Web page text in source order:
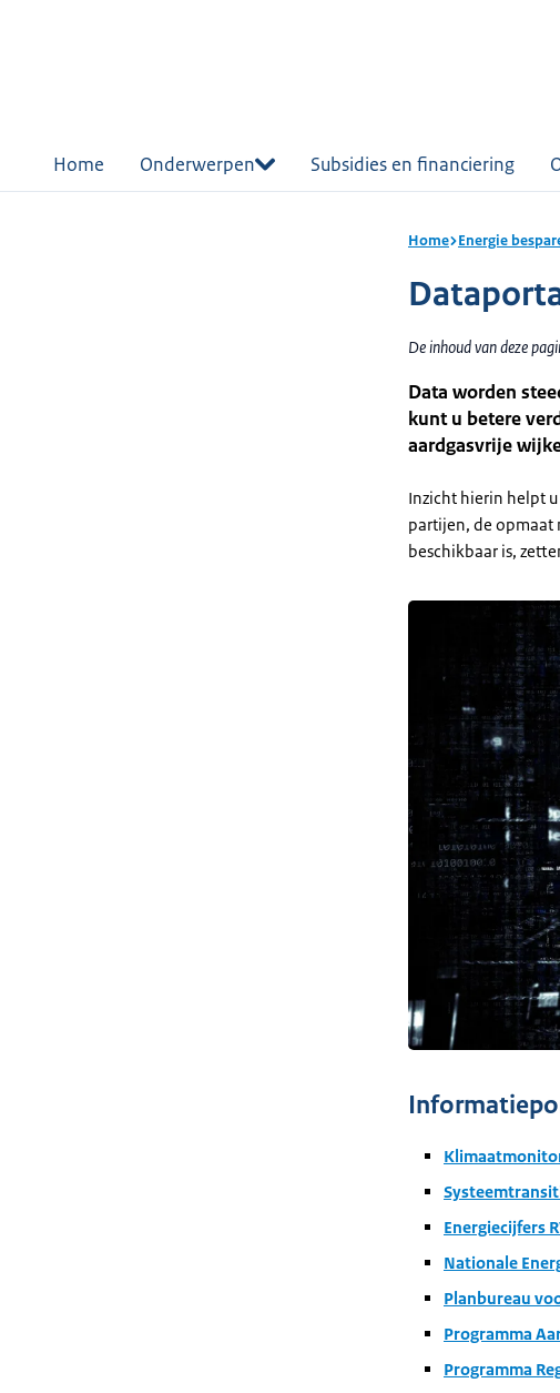
Home Onderwerpen Subsidies en financiering
Home Energie
De inhoud van deze
Data worden
kunt u betere
aardgasvrije
Inzicht hierin helpt
partijen, de opmaat
beschikbaar is,
Energiecijfers
Nationale
Planbureau
Programma
Programma